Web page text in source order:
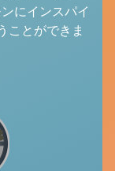
にインスパイ
ことができま